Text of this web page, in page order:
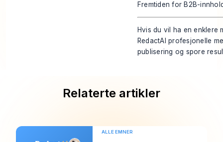
Fremtiden for B2B-
Hvis du vil ha en enklere
RedactAI profesjonelle
publisering og spore
Relaterte artikler
ALLE EMNER